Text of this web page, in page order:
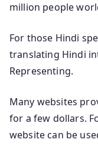
million people
For those Hindi
translating Hindi
Representing.
Many websites
for a few dollars.
website can be